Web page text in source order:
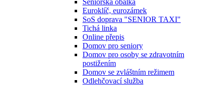
Seniorská obálka
Euroklíč, eurozámek
SoS doprava "SENIOR TAXI"
Tichá linka
Online přepis
Domov pro seniory
Domov pro osoby se zdravotním
postižením
Domov se zvláštním režimem
Odlehčovací služba